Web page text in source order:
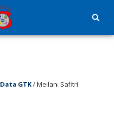
Data GTK/Meilani Safitri